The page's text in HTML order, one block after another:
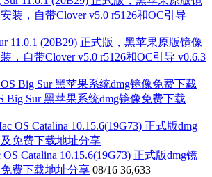
11.0.1 (20B29) 正式版，黑苹果原版镜像
，自带Clover v5.0 r5126和OC引导 v0.6.3
Big Sur 黑苹果系统dmg镜像免费下载
Catalina 10.15.6(19G73) 正式版dmg镜
费下载地址分享 08/16 36,633